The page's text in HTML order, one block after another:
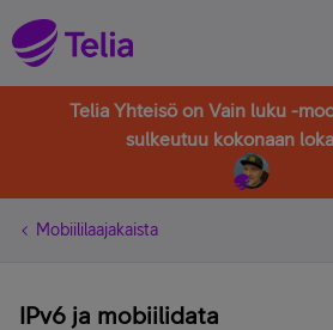
Telia Yhteisö on Vain luku -
sulkeutuu kokonaan
Mobiililaajakaista
IPv6 ja mobiilidata